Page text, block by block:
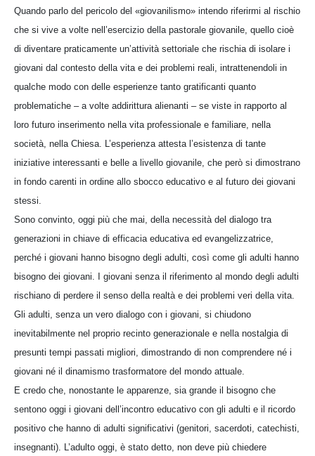
Quando parlo del pericolo del «giovanilismo» intendo riferirmi al rischio
che si vive a volte nell’esercizio della pastorale giovanile, quello cioè
di diventare praticamente un’attività settoriale che rischia di isolare i
giovani dal contesto della vita e dei problemi reali, intrattenendoli in
qualche modo con delle esperienze tanto gratificanti quanto
problematiche – a volte addirittura alienanti – se viste in rapporto al
loro futuro inserimento nella vita professionale e familiare, nella
società, nella Chiesa. L’esperienza attesta l’esistenza di tante
iniziative interessanti e belle a livello giovanile, che però si dimostrano
in fondo carenti in ordine allo sbocco educativo e al futuro dei giovani
stessi.
Sono convinto, oggi più che mai, della necessità del dialogo tra
generazioni in chiave di efficacia educativa ed evangelizzatrice,
perché i giovani hanno bisogno degli adulti, così come gli adulti hanno
bisogno dei giovani. I giovani senza il riferimento al mondo degli adulti
rischiano di perdere il senso della realtà e dei problemi veri della vita.
Gli adulti, senza un vero dialogo con i giovani, si chiudono
inevitabilmente nel proprio recinto generazionale e nella nostalgia di
presunti tempi passati migliori, dimostrando di non comprendere né i
giovani né il dinamismo trasformatore del mondo attuale.
E credo che, nonostante le apparenze, sia grande il bisogno che
sentono oggi i giovani dell’incontro educativo con gli adulti e il ricordo
positivo che hanno di adulti significativi (genitori, sacerdoti, catechisti,
insegnanti). L’adulto oggi, è stato detto, non deve più chiedere